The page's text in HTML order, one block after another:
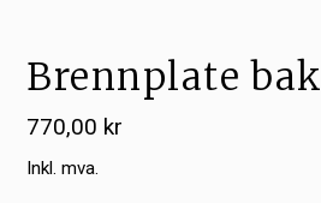
Brennplate bak
Vanlig
pris
770,00 kr
Inkl. mva.